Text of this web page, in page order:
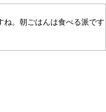
ね。朝ごはんは食べる派です